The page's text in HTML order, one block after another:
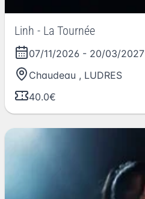
Linh - La Tournée
07/11/2026 - 20/03/2027
Chaudeau , LUDRES
40.0€